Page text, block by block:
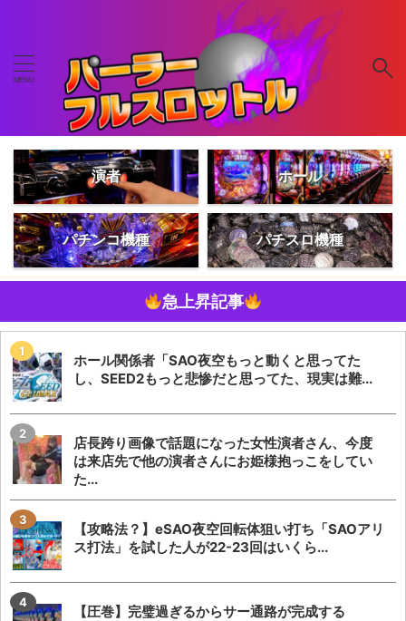
演者 ホール
パチンコ機種 パチスロ機種
急上昇記事
ホール関係者「SAO夜空もっと動くと思ってた
し、SEED2もっと悲惨だと思ってた、現実は難...
店長跨り画像で話題になった女性演者さん、今度
は来店先で他の演者さんにお姫様抱っこをしてい
た...
【攻略法？】eSAO夜空回転体狙い打ち「SAOアリ
ス打法」を試した人が22-23回はいくら...
【圧巻】完璧過ぎるからサー通路が完成する